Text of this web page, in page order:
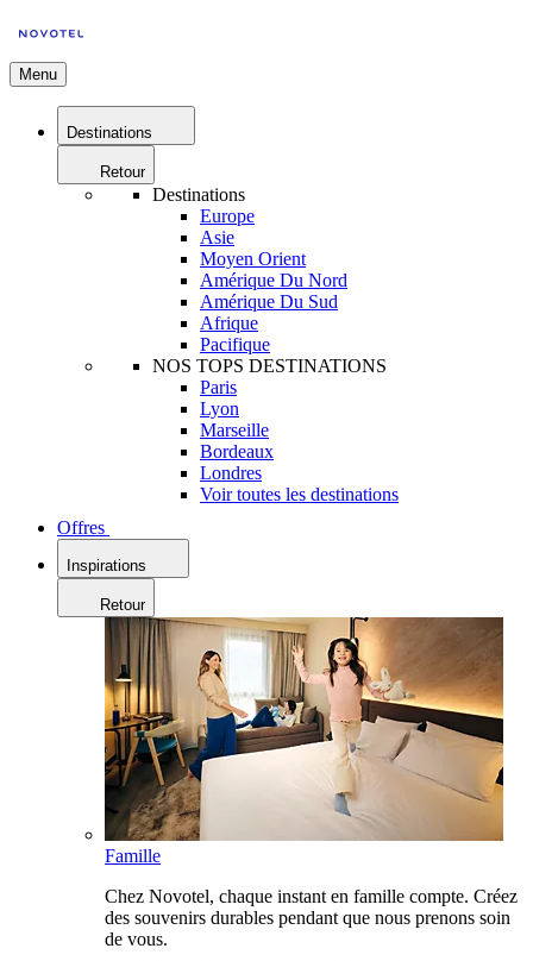
Menu
Destinations
Retour
Destinations
Europe
Asie
Moyen Orient
Amérique Du Nord
Amérique Du Sud
Afrique
Pacifique
NOS TOPS DESTINATIONS
Paris
Lyon
Marseille
Bordeaux
Londres
Voir toutes les destinations
Offres
Inspirations
Retour
Famille
Chez Novotel, chaque instant en famille compte. Créez
des souvenirs durables pendant que nous prenons soin
de vous.